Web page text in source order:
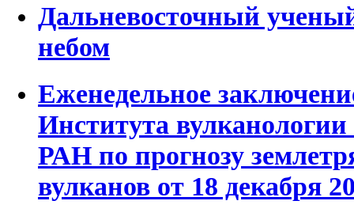
Дальневосточный
небом
Еженедельное
Института
РАН по прогнозу
вулканов от 18 декабря